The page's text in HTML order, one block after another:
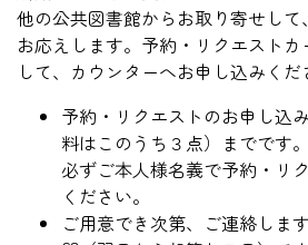
他の公共図書館からお取り寄せし
お応えします。予約・リクエスト
して、カウンターへお申し込みくだ
予約・リクエストのお申し込
料はこのうち３点）までです。
必ずご本人様名義で予約・リ
ください。
ご用意でき次第、ご連絡しま